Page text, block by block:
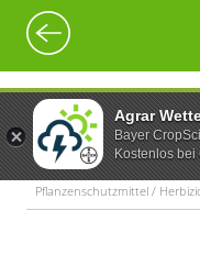
Agrar
Bayer
Kostenlos bei
Pflanzenschutzmittel /